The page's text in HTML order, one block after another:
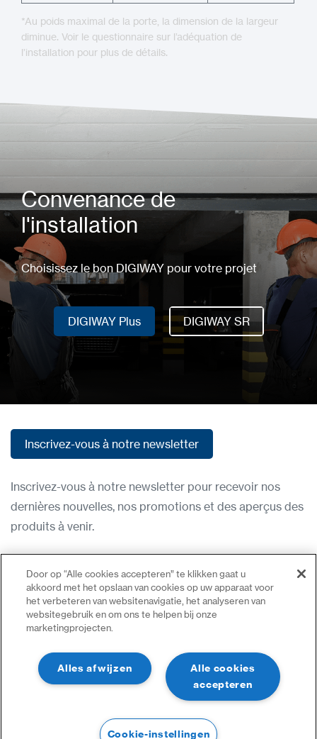
*Au poids maximal de la porte, la dimension de la largeur
diminue. Voir le questionnaire sur l’adéquation de
l’installation pour plus de détails.
Convenance de
l'installation
Choisissez le bon DIGIWAY pour votre projet
DIGIWAY Plus
DIGIWAY Plus
DIGIWAY SR
DIGIWAY SR
Inscrivez-vous à notre newsletter
Inscrivez-vous à notre newsletter pour recevoir nos
dernières nouvelles, nos promotions et des aperçus des
produits à venir.
Condititions d'utilisation
Politique de confidentialité
Nous contacter
Se connecter
Plan du site
Door op “Alle cookies accepteren” te klikken gaat u
akkoord met het opslaan van cookies op uw apparaat voor
het verbeteren van websitenavigatie, het analyseren van
websitegebruik en om ons te helpen bij onze
marketingprojecten.
Alle cookies
accepteren
Alles afwijzen
Cookie-instellingen